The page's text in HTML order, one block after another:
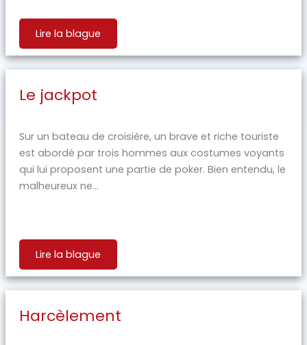
Lire la blague
Le jackpot
Sur un bateau de croisière, un brave et riche touriste
est abordé par trois hommes aux costumes voyants
qui lui proposent une partie de poker. Bien entendu, le
malheureux ne...
Lire la blague
Harcèlement